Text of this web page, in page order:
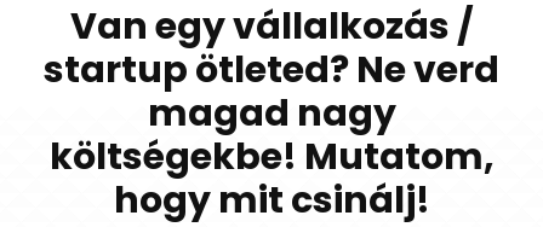
Van egy vállalkozás /
startup ötleted? Ne verd
magad nagy
költségekbe! Mutatom,
hogy mit csinálj!